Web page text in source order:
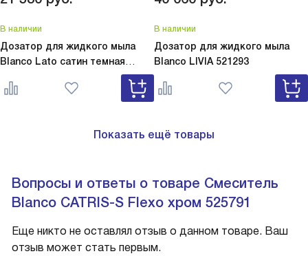
В наличии
Дозатор для жидкого мыла
Blanco Lato сатин темная
Lato сатин темная сталь
527743
В наличии
Дозатор для жидкого мыла
Blanco LIVIA 521293
Показать ещё товары
Вопросы и ответы о товаре Смеситель
Blanco CATRIS-S Flexo хром 525791
Еще никто не оставлял отзыв о данном товаре. Ваш
отзыв может стать первым.